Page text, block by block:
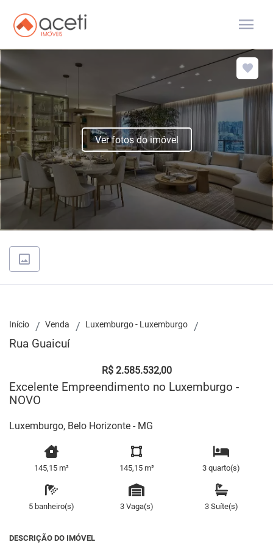
menu
Ver fotos do imóvel
Início Venda Luxemburgo - Luxemburgo
Rua Guaicuí
R$ 2.585.532,00
Excelente Empreendimento no Luxemburgo -
NOVO
Luxemburgo, Belo Horizonte - MG
145,15 m² 145,15 m² 3 quarto(s)
5 banheiro(s) 3 Vaga(s) 3 Suíte(s)
DESCRIÇÃO DO IMÓVEL